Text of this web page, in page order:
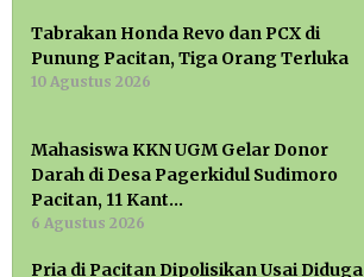
Tabrakan Honda Revo dan PCX di
Punung Pacitan, Tiga Orang Terluka
10 Agustus 2026
Mahasiswa KKN UGM Gelar Donor
Darah di Desa Pagerkidul Sudimoro
Pacitan, 11 Kant…
6 Agustus 2026
Pria di Pacitan Dipolisikan Usai Diduga